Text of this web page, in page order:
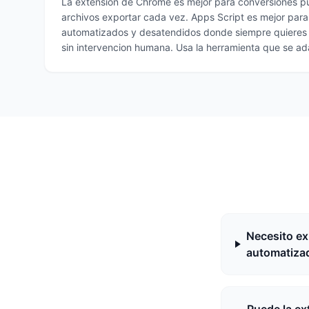
archivos exportar cada vez. Apps Script es mejor
automatizados y desatendidos donde siempre
sin intervencion humana. Usa la herramienta que se
Necesito